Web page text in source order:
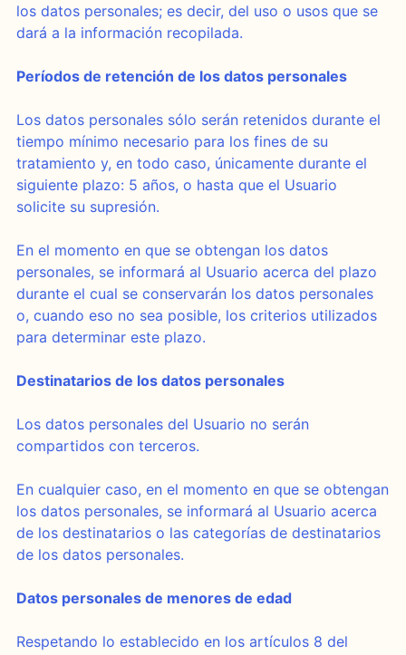
los datos personales; es decir, del uso o usos que se
dará a la información recopilada.
Períodos de retención de los datos personales
Los datos personales sólo serán retenidos durante el
tiempo mínimo necesario para los fines de su
tratamiento y, en todo caso, únicamente durante el
siguiente plazo: 5 años, o hasta que el Usuario
solicite su supresión.
En el momento en que se obtengan los datos
personales, se informará al Usuario acerca del plazo
durante el cual se conservarán los datos personales
o, cuando eso no sea posible, los criterios utilizados
para determinar este plazo.
Destinatarios de los datos personales
Los datos personales del Usuario no serán
compartidos con terceros.
En cualquier caso, en el momento en que se obtengan
los datos personales, se informará al Usuario acerca
de los destinatarios o las categorías de destinatarios
de los datos personales.
Datos personales de menores de edad
Respetando lo establecido en los artículos 8 del